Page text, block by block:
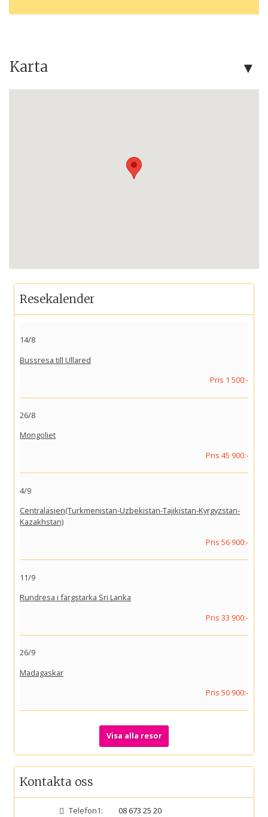
Karta
Resekalender
14/8
Bussresa till Ullared
Pris 1 500:-
26/8
Mongoliet
Pris 45 900:-
4/9
Centralasien(Turkmenistan-Uzbekistan-Tajikistan-Kyrgyzstan-
Kazakhstan)
Pris 56 900:-
11/9
Rundresa i färgstarka Sri Lanka
Pris 33 900:-
26/9
Madagaskar
Pris 50 900:-
Visa alla resor
Kontakta oss
Telefon1:
08 673 25 20